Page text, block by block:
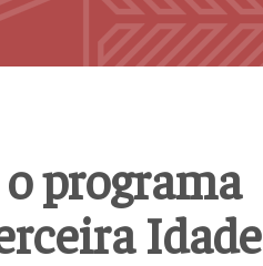
programa
Idade